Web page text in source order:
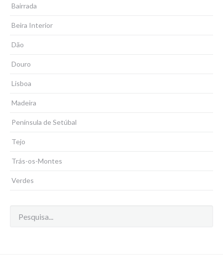
Bairrada
Beira Interior
Dão
Douro
Lisboa
Madeira
Península de Setúbal
Tejo
Trás-os-Montes
Verdes